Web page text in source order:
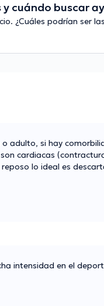
cuándo buscar
¿Cuáles podrían ser
adulto, si hay
cardiacas
lo ideal es
intensidad en el